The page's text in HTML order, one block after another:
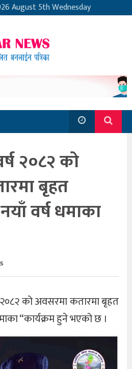
August 5th Wednesday
२०८२ को
बृहत
वर्ष धमाका
२०८२ को अवसरमा कतारमा बृहत
“कार्यक्रम हुने भएको छ ।